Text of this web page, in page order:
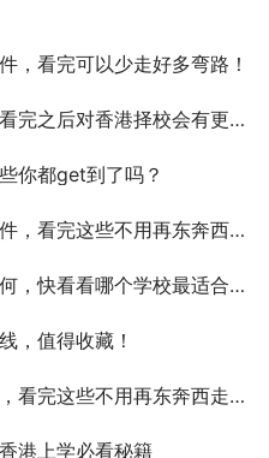
，看完可以少走好多弯路！
对香港择校会有更全面的认知！
你都get到了吗？
这些不用再东奔西走查资料了
看看哪个学校最适合你的孩子
，值得收藏！
这些不用再东奔西走查资料了
港上学必看秘籍